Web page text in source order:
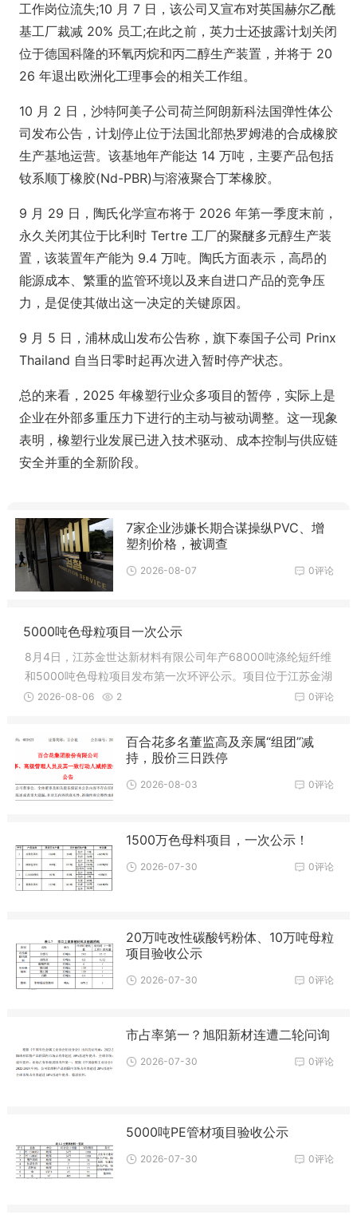
工作岗位流失;10 月 7 日，该公司又宣布对英国赫尔乙酰
基工厂裁减 20% 员工;在此之前，英力士还披露计划关闭
位于德国科隆的环氧丙烷和丙二醇生产装置，并将于 20
26 年退出欧洲化工理事会的相关工作组。
10 月 2 日，沙特阿美子公司荷兰阿朗新科法国弹性体公
司发布公告，计划停止位于法国北部热罗姆港的合成橡胶
生产基地运营。该基地年产能达 14 万吨，主要产品包括
钕系顺丁橡胶(Nd-PBR)与溶液聚合丁苯橡胶。
9 月 29 日，陶氏化学宣布将于 2026 年第一季度末前，
永久关闭其位于比利时 Tertre 工厂的聚醚多元醇生产装
置，该装置年产能为 9.4 万吨。陶氏方面表示，高昂的
能源成本、繁重的监管环境以及来自进口产品的竞争压
力，是促使其做出这一决定的关键原因。
9 月 5 日，浦林成山发布公告称，旗下泰国子公司 Prinx
Thailand 自当日零时起再次进入暂时停产状态。
总的来看，2025 年橡塑行业众多项目的暂停，实际上是
企业在外部多重压力下进行的主动与被动调整。这一现象
表明，橡塑行业发展已进入技术驱动、成本控制与供应链
安全并重的全新阶段。
7家企业涉嫌长期合谋操纵PVC、增
塑剂价格，被调查
0评论
2026-08-07
5000吨色母粒项目一次公示
8月4日，江苏金世达新材料有限公司年产68000吨涤纶短纤维
和5000吨色母粒项目发布第一次环评公示。项目位于江苏金湖
经济开发区，总投资(内资)2.5亿元，新增用地38985平方米，
0评论
2026-08-06 2
百合花多名董监高及亲属“组团”减
持，股价三日跌停
0评论
2026-08-03
1500万色母料项目，一次公示！
0评论
2026-07-30
20万吨改性碳酸钙粉体、10万吨母粒
项目验收公示
0评论
2026-07-30
市占率第一？旭阳新材连遭二轮问询
0评论
2026-07-30
5000吨PE管材项目验收公示
0评论
2026-07-30